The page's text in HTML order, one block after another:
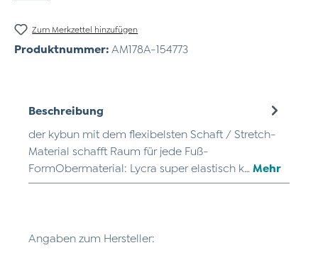
Zum Merkzettel hinzufügen
Produktnummer: AM178A-154773
Beschreibung
der kybun mit dem flexibelsten Schaft / Stretch-
Material schafft Raum für jede Fuß-
FormObermaterial: Lycra super elastisch k… Mehr
Angaben zum Hersteller: